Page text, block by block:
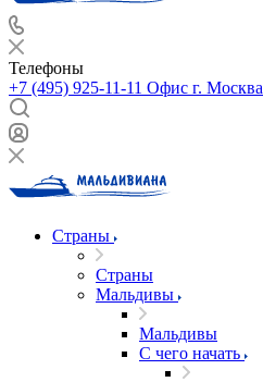
Телефоны
+7 (495) 925-11-11 Офис г. Москва
Страны
Страны
Мальдивы
Мальдивы
С чего начать